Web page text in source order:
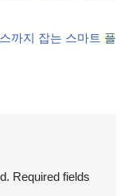
까지 잡는 스마트 플
Required fields